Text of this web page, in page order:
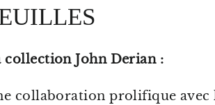
collection John Derian :
collaboration prolifique avec